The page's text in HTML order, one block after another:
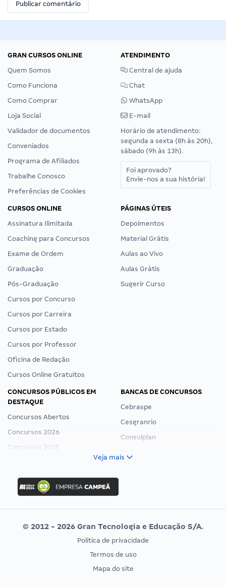
GRAN CURSOS ONLINE
Quem Somos
Como Funciona
Como Comprar
Loja Social
Validador de documentos
Conveniados
Programa de Afiliados
Trabalhe Conosco
Preferências de Cookies
ATENDIMENTO
Central de ajuda
Chat
WhatsApp
E-mail
Horário de atendimento:
segunda a sexta (8h às 20h),
sábado (9h às 13h).
Foi aprovado?
Envie-nos a sua história!
CURSOS ONLINE
Assinatura Ilimitada
Coaching para Concursos
Exame de Ordem
Graduação
Pós-Graduação
Cursos por Concurso
Cursos por Carreira
Cursos por Estado
Cursos por Professor
Oficina de Redação
Cursos Online Gratuitos
PÁGINAS ÚTEIS
Depoimentos
Material Grátis
Aulas ao Vivo
Aulas Grátis
Sugerir Curso
CONCURSOS PÚBLICOS EM
DESTAQUE
Concursos Abertos
Concursos 2026
Concursos 2025
Concurso Ibama
Concurso MPU
Editais publicados
BANCAS DE CONCURSOS
Cebraspe
Cesgranrio
Consulplan
Vunesp
CONCURSOS POR PROFISSÃO
EXAME DE ORDEM
Veja mais
© 2012 - 2026 Gran Tecnologia e Educação S/A.
Política de privacidade
Termos de uso
Mapa do site